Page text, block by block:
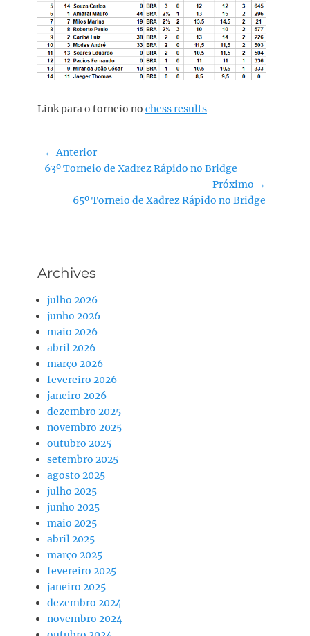
Link para o torneio no chess results
Navegação
de
← Anterior
Post
63º Torneio de Xadrez Rápido no Bridge
Próximo →
Próximo65º Torneio de Xadrez Rápido no Bridge
Archives
julho 2026
junho 2026
maio 2026
abril 2026
março 2026
fevereiro 2026
janeiro 2026
dezembro 2025
novembro 2025
outubro 2025
setembro 2025
agosto 2025
julho 2025
junho 2025
maio 2025
abril 2025
março 2025
fevereiro 2025
janeiro 2025
dezembro 2024
novembro 2024